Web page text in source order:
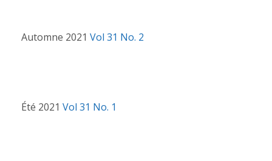
Automne 2021 Vol 31 No. 2
Été 2021 Vol 31 No. 1